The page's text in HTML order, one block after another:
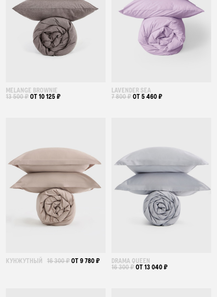
MELANGE BROWNIE
13 500 ₽ОТ 10 125 ₽
LAVENDER SEA
7 800 ₽ОТ 5 460 ₽
КУНЖУТНЫЙ 16 300 ₽ОТ 9 780 ₽ DRAMA QUEEN
16 300 ₽ОТ 13 040 ₽